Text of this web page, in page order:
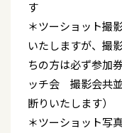
す
＊ツーショット撮
いたしますが、撮
ちの方は必ず参加
ッチ会 撮影会共
断りいたします）
＊ツーショット写